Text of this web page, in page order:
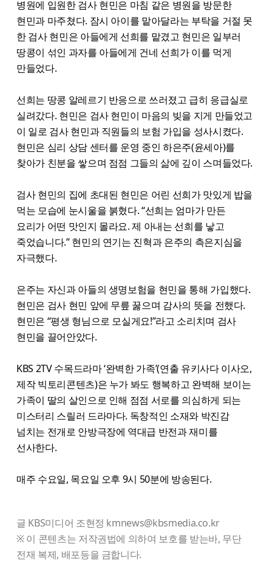
병원에 입원한 검사 현민은 마침 같은 병원을 방문한
현민과 마주쳤다. 잠시 아이를 맡아달라는 부탁을 거절 못
한 검사 현민은 아들에게 선희를 맡겼고 현민은 일부러
땅콩이 섞인 과자를 아들에게 건네 선희가 이를 먹게
만들었다.
선희는 땅콩 알레르기 반응으로 쓰러졌고 급히 응급실로
실려갔다. 현민은 검사 현민이 마음의 빚을 지게 만들었고
이 일로 검사 현민과 직원들의 보험 가입을 성사시켰다.
현민은 심리 상담 센터를 운영 중인 하은주(윤세아)를
찾아가 친분을 쌓으며 점점 그들의 삶에 깊이 스며들었다.
검사 현민의 집에 초대된 현민은 어린 선희가 맛있게 밥을
먹는 모습에 눈시울을 붉혔다. “선희는 엄마가 만든
요리가 어떤 맛인지 몰라요. 제 아내는 선희를 낳고
죽었습니다.” 현민의 연기는 진혁과 은주의 측은지심을
자극했다.
은주는 자신과 아들의 생명보험을 현민을 통해 가입했다.
현민은 검사 현민 앞에 무릎 꿇으며 감사의 뜻을 전했다.
현민은 “평생 형님으로 모실게요!”라고 소리치며 검사
현민을 끌어안았다.
KBS 2TV 수목드라마 ‘완벽한 가족’(연출 유키사다 이사오,
제작 빅토리콘텐츠)은 누가 봐도 행복하고 완벽해 보이는
가족이 딸의 살인으로 인해 점점 서로를 의심하게 되는
미스터리 스릴러 드라마다. 독창적인 소재와 박진감
넘치는 전개로 안방극장에 역대급 반전과 재미를
선사한다.
매주 수요일, 목요일 오후 9시 50분에 방송된다.
글 KBS미디어 조현정 kmnews@kbsmedia.co.kr
※ 이 콘텐츠는 저작권법에 의하여 보호를 받는바, 무단
전재 복제, 배포등을 금합니다.